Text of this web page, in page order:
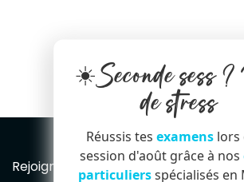
Rejoignez notre Newsletter
☀️Seconde sess
de stress
Réussis tes examenslors
session d'août grâce à nos
particuliersspécialisés en